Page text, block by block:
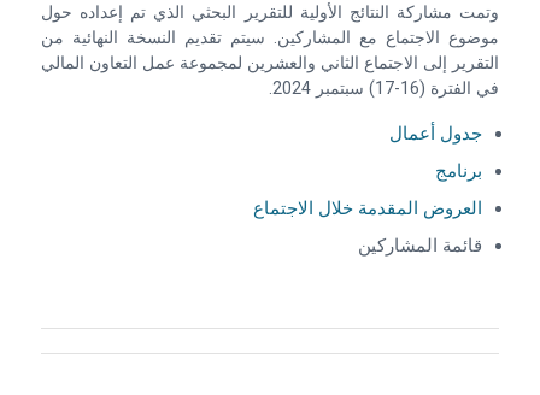
وتمت مشاركة النتائج الأولية للتقرير البحثي الذي تم إعداده حول
موضوع الاجتماع مع المشاركين. سيتم تقديم النسخة النهائية من
التقرير إلى الاجتماع الثاني والعشرين لمجموعة عمل التعاون المالي
في الفترة (16-17) سبتمبر 2024.
جدول أعمال
برنامج
العروض المقدمة خلال الاجتماع
قائمة المشاركين